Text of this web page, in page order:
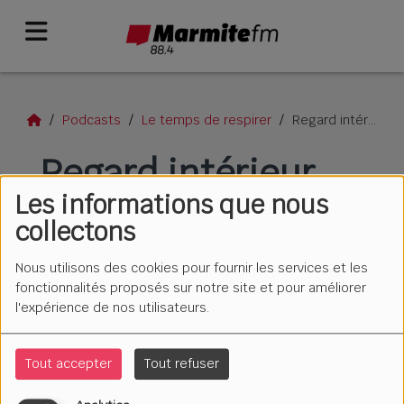
Les informations que nous
collectons
Nous utilisons des cookies pour fournir les services et les
fonctionnalités proposés sur notre site et pour améliorer
l'expérience de nos utilisateurs.
Tout accepter Tout refuser
Podcasts Le temps de respirer Regard intérieur
Regard intérieur